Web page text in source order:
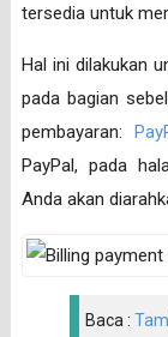
tersedia untuk
Hal ini dilakukan
pada bagian
pembayaran:
PayPal, pada
Anda akan
Baca :